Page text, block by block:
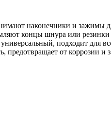
наконечники и зажимы
концы шнура или резинки
подходит для
предотвращает от коррозии